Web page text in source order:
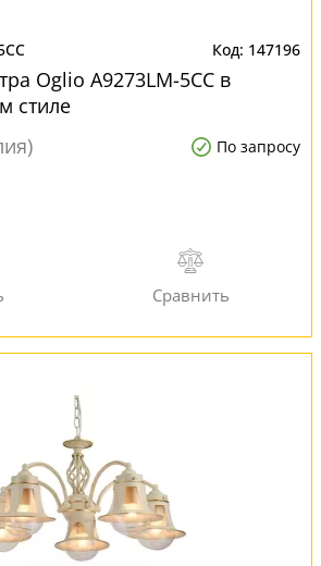
147196
Oglio A9273LM-5CC в
стиле
По запросу